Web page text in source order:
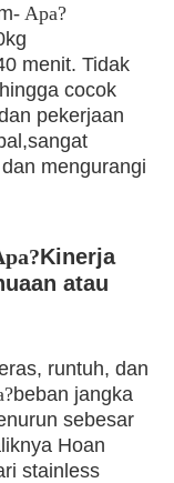
- Apa?
menit. Tidak
cocok
pekerjaan
mengurangi
Kinerja
atau
runtuh, dan
beban jangka
sebesar
Hoan
stainless